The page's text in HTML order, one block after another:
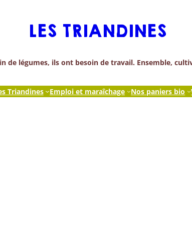
LES TRIANDINES
de légumes, ils ont besoin de travail. Ensemble,
Triandines Emploi et maraîchage Nos paniers bio